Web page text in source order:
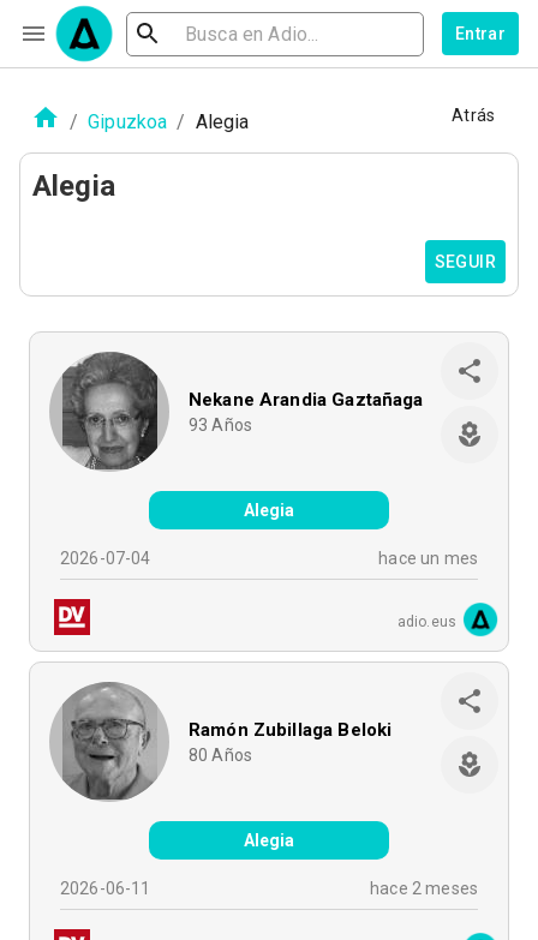
Entrar
/ Gipuzkoa / Alegia Atrás
Alegia
SEGUIR
Nekane Arandia Gaztañaga
93 Años
Alegia
2026-07-04 hace un mes
adio.eus
Ramón Zubillaga Beloki
80 Años
Alegia
2026-06-11 hace 2 meses